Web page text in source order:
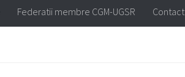
Federatii membre CGM-UGSR Contact